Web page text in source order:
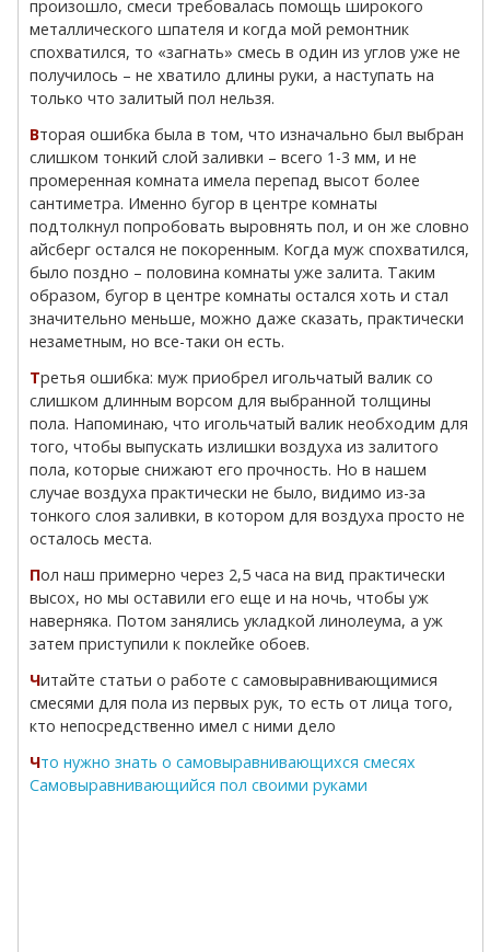
произошло, смеси требовалась помощь широкого
металлического шпателя и когда мой ремонтник
спохватился, то «загнать» смесь в один из углов уже не
получилось – не хватило длины руки, а наступать на
только что залитый пол нельзя.
Вторая ошибка была в том, что изначально был выбран
слишком тонкий слой заливки – всего 1-3 мм, и не
промеренная комната имела перепад высот более
сантиметра. Именно бугор в центре комнаты
подтолкнул попробовать выровнять пол, и он же словно
айсберг остался не покоренным. Когда муж спохватился,
было поздно – половина комнаты уже залита. Таким
образом, бугор в центре комнаты остался хоть и стал
значительно меньше, можно даже сказать, практически
незаметным, но все-таки он есть.
Третья ошибка: муж приобрел игольчатый валик со
слишком длинным ворсом для выбранной толщины
пола. Напоминаю, что игольчатый валик необходим для
того, чтобы выпускать излишки воздуха из залитого
пола, которые снижают его прочность. Но в нашем
случае воздуха практически не было, видимо из-за
тонкого слоя заливки, в котором для воздуха просто не
осталось места.
Пол наш примерно через 2,5 часа на вид практически
высох, но мы оставили его еще и на ночь, чтобы уж
наверняка. Потом занялись укладкой линолеума, а уж
затем приступили к поклейке обоев.
Читайте статьи о работе с самовыравнивающимися
смесями для пола из первых рук, то есть от лица того,
кто непосредственно имел с ними дело
Что нужно знать о самовыравнивающихся смесях
Самовыравнивающийся пол своими руками